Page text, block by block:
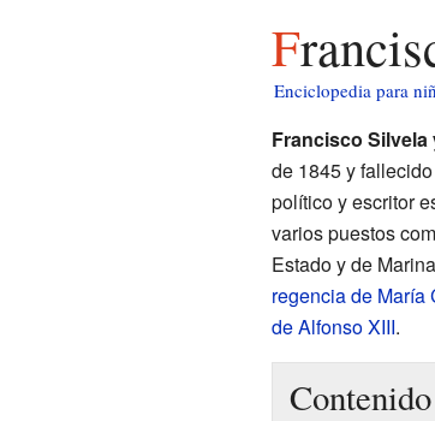
Enciclopedia para
Francisco Silvela
de 1845 y
político y escritor
varios puestos
Estado y de
regencia de María
de Alfonso XIII.
Contenido